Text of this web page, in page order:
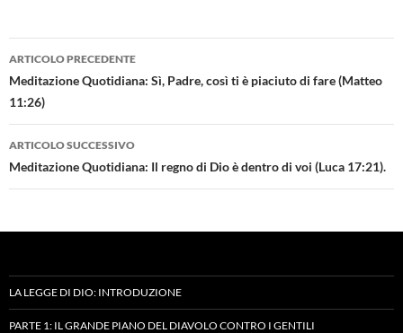
Navigazione
articolo
ARTICOLO PRECEDENTE
Meditazione Quotidiana: Sì, Padre, così ti è piaciuto di fare (Matteo
11:26)
ARTICOLO SUCCESSIVO
Meditazione Quotidiana: Il regno di Dio è dentro di voi (Luca 17:21).
LA LEGGE DI DIO: INTRODUZIONE
PARTE 1: IL GRANDE PIANO DEL DIAVOLO CONTRO I GENTILI